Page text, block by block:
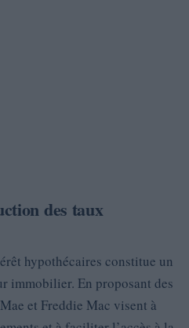
des taux
hypothécaires constitue un
immobilier. En proposant des
et Freddie Mac visent à